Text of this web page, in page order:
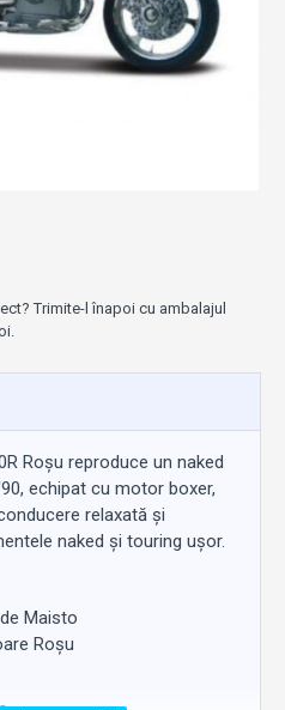
Trimite-l înapoi cu ambalajul
Roșu reproduce un naked
echipat cu motor boxer,
relaxată și
naked și touring ușor.
Maisto
Roșu